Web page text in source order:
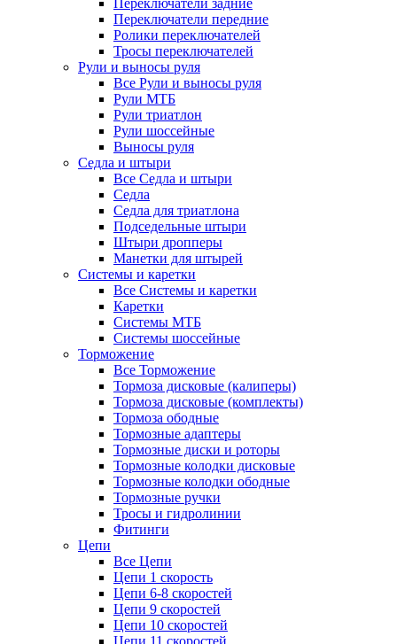
Переключатели задние
Переключатели передние
Ролики переключателей
Тросы переключателей
Рули и выносы руля
Все Рули и выносы руля
Рули МТБ
Рули триатлон
Рули шоссейные
Выносы руля
Седла и штыри
Все Седла и штыри
Седла
Седла для триатлона
Подседельные штыри
Штыри дропперы
Манетки для штырей
Системы и каретки
Все Системы и каретки
Каретки
Системы МТБ
Системы шоссейные
Торможение
Все Торможение
Тормоза дисковые (калиперы)
Тормоза дисковые (комплекты)
Тормоза ободные
Тормозные адаптеры
Тормозные диски и роторы
Тормозные колодки дисковые
Тормозные колодки ободные
Тормозные ручки
Тросы и гидролинии
Фитинги
Цепи
Все Цепи
Цепи 1 скорость
Цепи 6-8 скоростей
Цепи 9 скоростей
Цепи 10 скоростей
Цепи 11 скоростей